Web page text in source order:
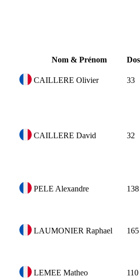
Nom & Prénom
CAILLERE Olivier 33
CAILLERE David 32
PELE Alexandre 138
LAUMONIER Raphael 165
LEMEE Matheo 110